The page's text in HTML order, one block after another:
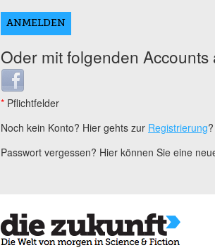
Oder mit folgenden Accounts
Login with Facebook
* Pflichtfelder
Noch kein Konto? Hier gehts zur Registrierung?
Passwort vergessen? Hier können Sie eine